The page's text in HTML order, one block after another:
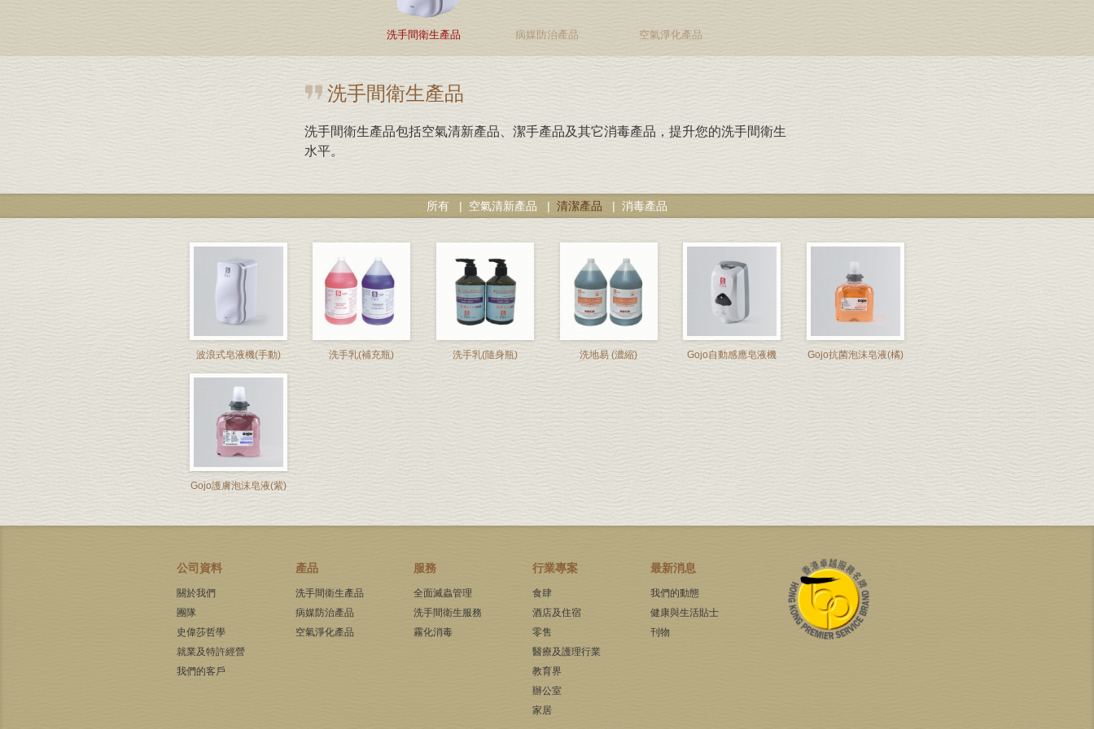
洗手間衛生產品 病媒防治產品 空氣淨化產品
洗手間衛生產品
洗手間衛生產品包括空氣清新產品、潔手產品及其它消毒產品，提升您的洗手間衛生
水平。
所有 | 空氣清新產品 | 清潔產品 | 消毒產品
波浪式皂液機(手動) 洗手乳(補充瓶) 洗手乳(隨身瓶) 洗地易 (濃縮) Gojo自動感應皂液機 Gojo抗菌泡沫皂液(橘)
Gojo護膚泡沫皂液(紫)
公司資料
關於我們
團隊
史偉莎哲學
就業及特許經營
我們的客戶
產品
洗手間衛生產品
病媒防治產品
空氣淨化產品
服務
全面滅蟲管理
洗手間衛生服務
霧化消毒
行業專案
食肆
酒店及住宿
零售
醫療及護理行業
教育界
辦公室
家居
最新消息
我們的動態
健康與生活貼士
刊物